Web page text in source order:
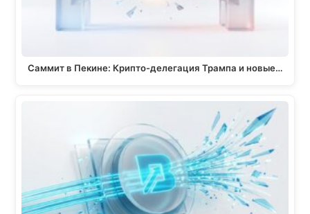
Саммит в Пекине: Крипто-делегация Трампа и новые…